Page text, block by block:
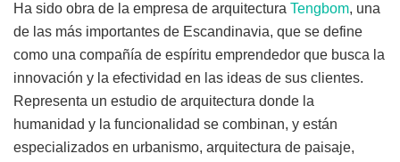
Ha sido obra de la empresa de arquitectura Tengbom, una
de las más importantes de Escandinavia, que se define
como una compañía de espíritu emprendedor que busca la
innovación y la efectividad en las ideas de sus clientes.
Representa un estudio de arquitectura donde la
humanidad y la funcionalidad se combinan, y están
especializados en urbanismo, arquitectura de paisaje,